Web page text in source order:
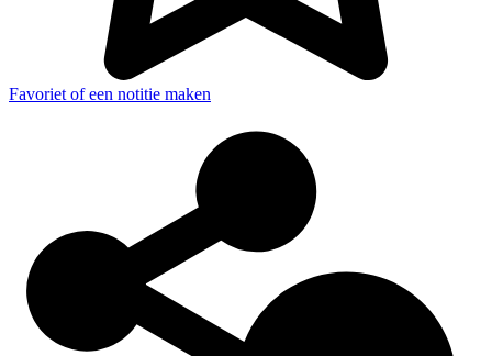
Favoriet of een notitie maken